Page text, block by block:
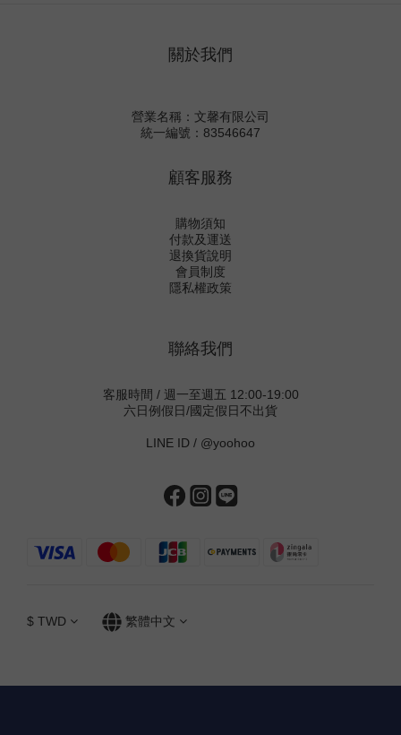
關於我們
營業名稱：文馨有限公司
統一編號：83546647
顧客服務
購物須知
付款及運送
退換貨說明
會員制度
隱私權政策
聯絡我們
客服時間 / 週一至週五 12:00-19:00
六日例假日/國定假日不出貨
LINE ID / @yoohoo
$ TWD 繁體中文